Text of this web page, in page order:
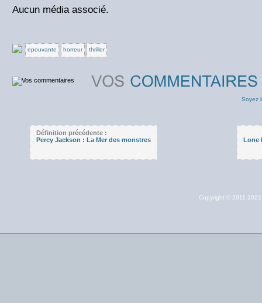
Aucun média associé.
epouvante horreur thriller
Soyez
Définition précédente :
Percy Jackson : La Mer des monstres
Lone
Copyright © 2011-